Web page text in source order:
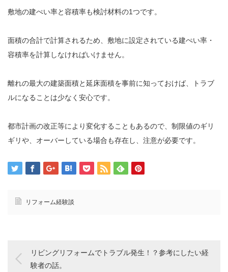
敷地の建ぺい率と容積率も検討材料の1つです。
面積の合計で計算されるため、敷地に設定されている建ぺい率・
容積率を計算しなければいけません。
離れの最大の建築面積と延床面積を事前に知っておけば、トラブ
ルになることは少なく安心です。
都市計画の改正等により変化することもあるので、制限値のギリ
ギリや、オーバーしている場合も存在し、注意が必要です。
リフォーム経験談
リビングリフォームでトラブル発生！？参考にしたい経
験者の話。